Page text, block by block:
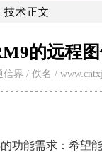
技术正文
的远程
信界 / 佚名 /
功能需求：希望